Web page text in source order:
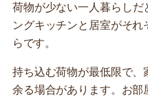
荷物が少ない一人暮らしだ
ングキッチンと居室がそ
らです。
持ち込む荷物が最低限で
余る場合があります。お部